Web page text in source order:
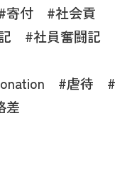
寄付 #社会貢
#社員奮闘記
#虐待 #
差